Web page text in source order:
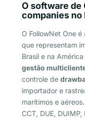
O software de
companies no
O FollowNet One
que representam
Brasil e na
gestão
controle de
importador e
marítimos e
CCT, DUE,